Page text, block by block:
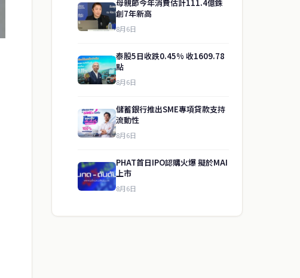
母親節今年消費估計111.4億銖
創7年新高
8月6日
泰股5日收跌0.45% 收1609.78
點
8月6日
儲蓄銀行推出SME專項貸款支持
流動性
8月6日
PHAT首日IPO認購火爆 擬於MAI
上市
8月6日